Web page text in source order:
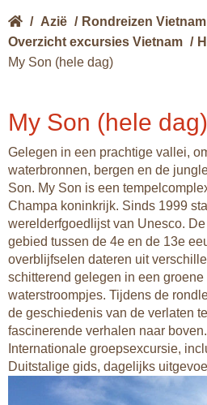
/ Azië / Rondreizen Vietnam
Overzicht excursies Vietnam /
My Son (hele dag)
My Son (hele dag)
Gelegen in een prachtige vallei,
waterbronnen, bergen en de
Son. My Son is een
Champa koninkrijk. Sinds 1999
werelderfgoedlijst van Unesco.
gebied tussen de 4e en de 13e
overblijfselen dateren uit
schitterend gelegen in een
waterstroompjes. Tijdens de
de geschiedenis van de verlaten
fascinerende verhalen naar boven.
Internationale groepsexcursie,
Duitstalige gids, dagelijks